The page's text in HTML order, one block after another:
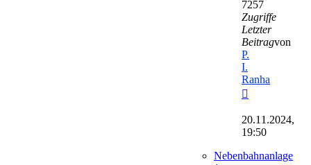
7257
Zugriffe
Letzter
Beitragvon
P.
I.
Ranha
Beitrag
20.11.2024,
19:50
Nebenbahnanlage